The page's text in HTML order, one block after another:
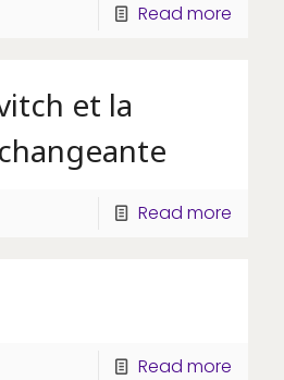
Read more
et la
Read more
Read more